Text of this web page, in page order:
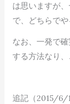
は思いますが
で、どちらでや
なお、一発で
する方法なり、
追記（2015/6/